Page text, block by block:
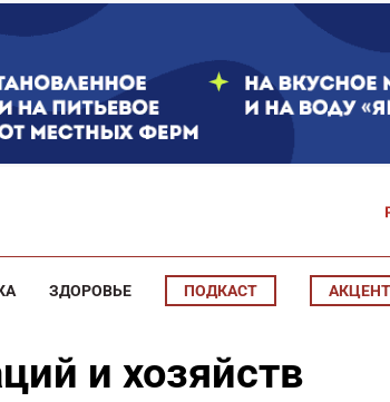
ЗДОРОВЬЕ ПОДКАСТ АКЦЕНТ
и хозяйств